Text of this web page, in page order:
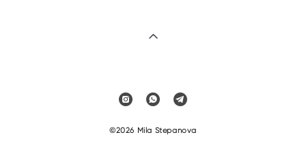
©2026 Mila Stepanova